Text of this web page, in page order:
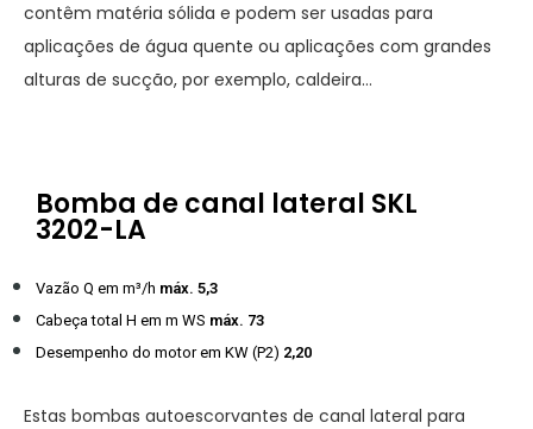
contêm matéria sólida e podem ser usadas para
aplicações de água quente ou aplicações com grandes
alturas de sucção, por exemplo, caldeira…
Bomba de canal lateral SKL
3202-LA
Vazão Q em m³/h máx. 5,3
Cabeça total H em m WS máx. 73
Desempenho do motor em KW (P2) 2,20
Estas bombas autoescorvantes de canal lateral para